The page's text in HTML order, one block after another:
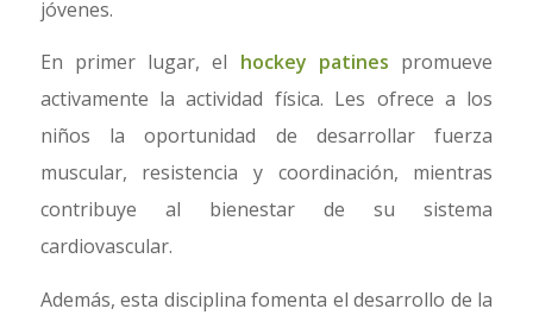
jóvenes.
En primer lugar, el hockey patines promueve
activamente la actividad física. Les ofrece a los
niños la oportunidad de desarrollar fuerza
muscular, resistencia y coordinación, mientras
contribuye al bienestar de su sistema
cardiovascular.
Además, esta disciplina fomenta el desarrollo de la